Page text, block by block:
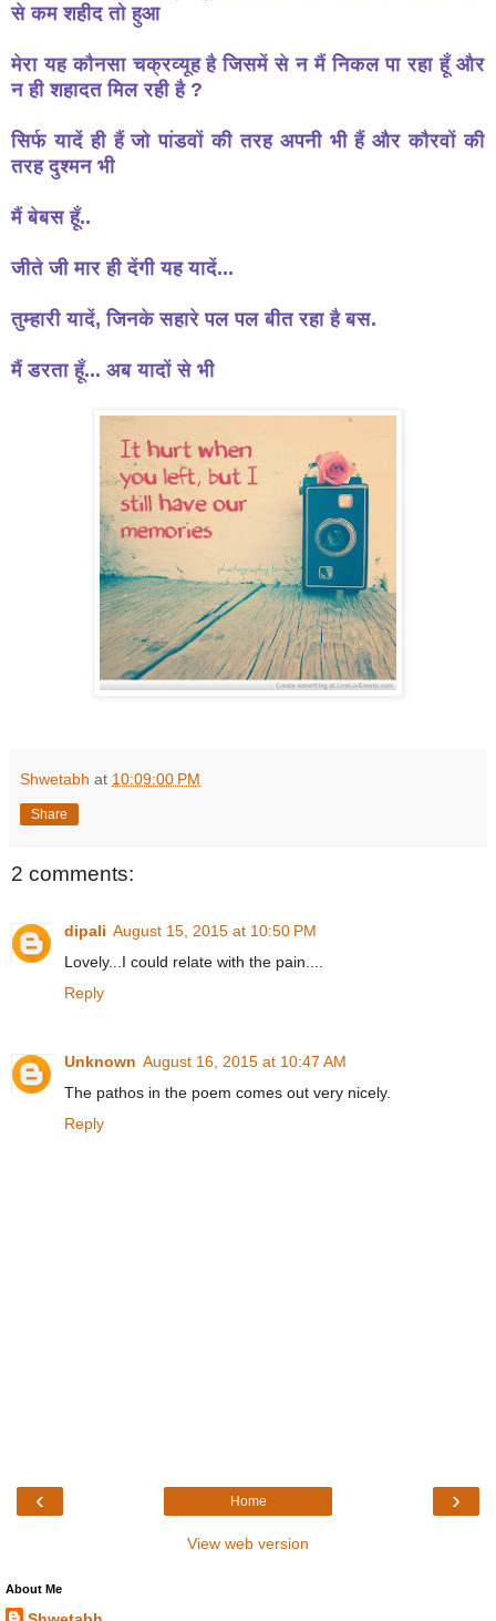
से कम शहीद तो हुआ
मेरा यह कौनसा चक्रव्यूह है जिसमें से न मैं निकल पा रहा हूँ और
न ही शहादत मिल रही है ?
सिर्फ यादें ही हैं जो पांडवों की तरह अपनी भी हैं और कौरवों की
तरह दुश्मन भी
मैं बेबस हूँ..
जीते जी मार ही देंगी यह यादें...
तुम्हारी यादें, जिनके सहारे पल पल बीत रहा है बस.
मैं डरता हूँ... अब यादों से भी
Shwetabh at 10:09:00 PM
Share
2 comments:
dipali August 15, 2015 at 10:50 PM
Lovely...I could relate with the pain....
Reply
Unknown August 16, 2015 at 10:47 AM
The pathos in the poem comes out very nicely.
Reply
‹ ›
Home
View web version
About Me